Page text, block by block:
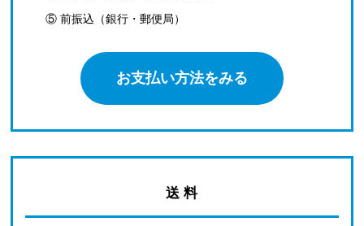
⑤ 前振込（銀行・郵便局）
お支払い方法をみる
送 料